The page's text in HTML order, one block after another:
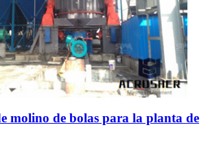
molino de bolas para la planta de